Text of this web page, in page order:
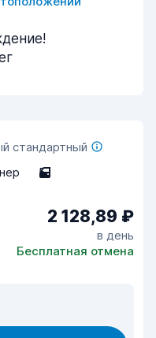
стандартный
5
2 128,89 ₽
в день
Бесплатная отмена